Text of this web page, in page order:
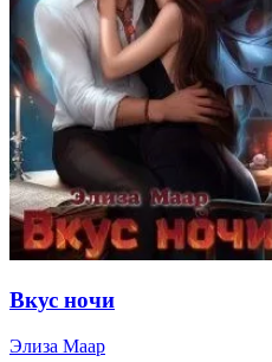
Вкус ночи
Элиза Маар